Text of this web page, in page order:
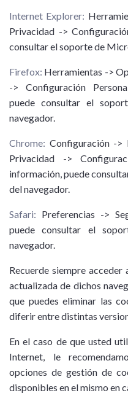
Internet Explorer:
Privacidad ->
consultar el soporte de
Firefox: Herramientas ->
-> Configuración
puede consultar el
navegador.
Chrome: Configuración ->
Privacidad ->
información, puede
del navegador.
Safari: Preferencias ->
puede consultar el
navegador.
Recuerde siempre
actualizada de dichos
que puedes eliminar las
diferir entre distintas
En el caso de que usted
Internet, le
opciones de gestión de
disponibles en el mismo en